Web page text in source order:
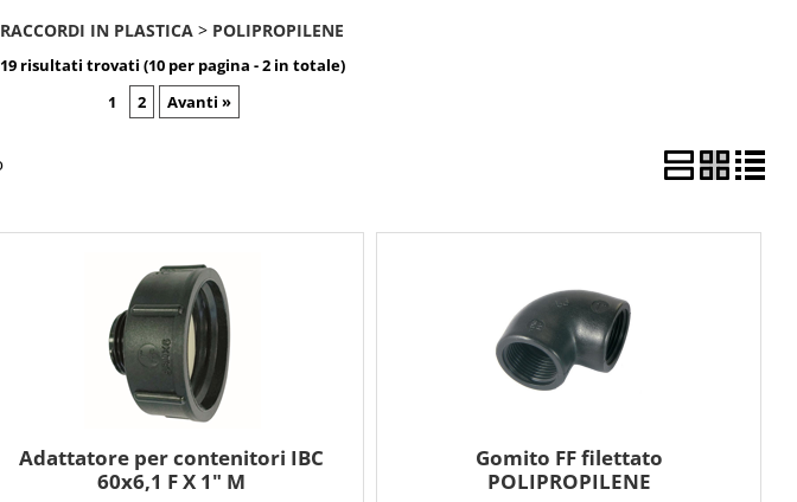
Hai perso la password?
RACCORDI IN PLASTICA POLIPROPILENE
19 risultati trovati (10 per pagina - 2 in totale)
1
2 Avanti »
Adattatore per contenitori IBC
60x6,1 F X 1" M
Gomito FF filettato
POLIPROPILENE